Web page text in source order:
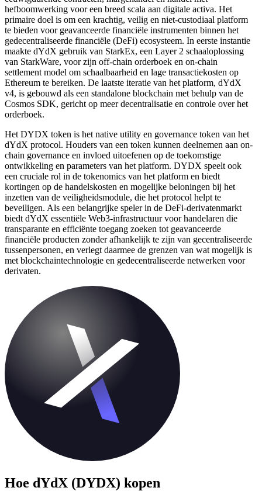
hefboomwerking voor een breed scala aan digitale activa. Het
primaire doel is om een krachtig, veilig en niet-custodiaal platform
te bieden voor geavanceerde financiële instrumenten binnen het
gedecentraliseerde financiële (DeFi) ecosysteem. In eerste instantie
maakte dYdX gebruik van StarkEx, een Layer 2 schaaloplossing
van StarkWare, voor zijn off-chain orderboek en on-chain
settlement model om schaalbaarheid en lage transactiekosten op
Ethereum te bereiken. De laatste iteratie van het platform, dYdX
v4, is gebouwd als een standalone blockchain met behulp van de
Cosmos SDK, gericht op meer decentralisatie en controle over het
orderboek.
Het DYDX token is het native utility en governance token van het
dYdX protocol. Houders van een token kunnen deelnemen aan on-
chain governance en invloed uitoefenen op de toekomstige
ontwikkeling en parameters van het platform. DYDX speelt ook
een cruciale rol in de tokenomics van het platform en biedt
kortingen op de handelskosten en mogelijke beloningen bij het
inzetten van de veiligheidsmodule, die het protocol helpt te
beveiligen. Als een belangrijke speler in de DeFi-derivatenmarkt
biedt dYdX essentiële Web3-infrastructuur voor handelaren die
transparante en efficiënte toegang zoeken tot geavanceerde
financiële producten zonder afhankelijk te zijn van gecentraliseerde
tussenpersonen, en verlegt daarmee de grenzen van wat mogelijk is
met blockchaintechnologie en gedecentraliseerde netwerken voor
derivaten.
Hoe dYdX (DYDX) kopen